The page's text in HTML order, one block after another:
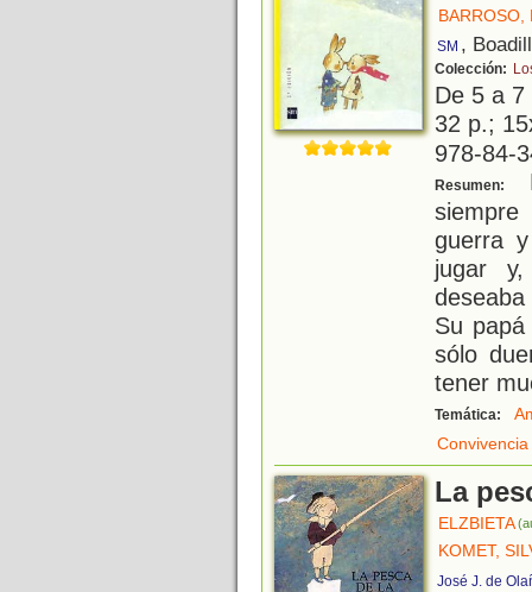
BARROSO,
SM ,
Colección:
De 5 a
32 p.;
978-84-
Resumen:
guerra
jugar
Su
sólo
tener
Temática:
Convivencia
La
ELZBIETA
KOMET,
José J. de